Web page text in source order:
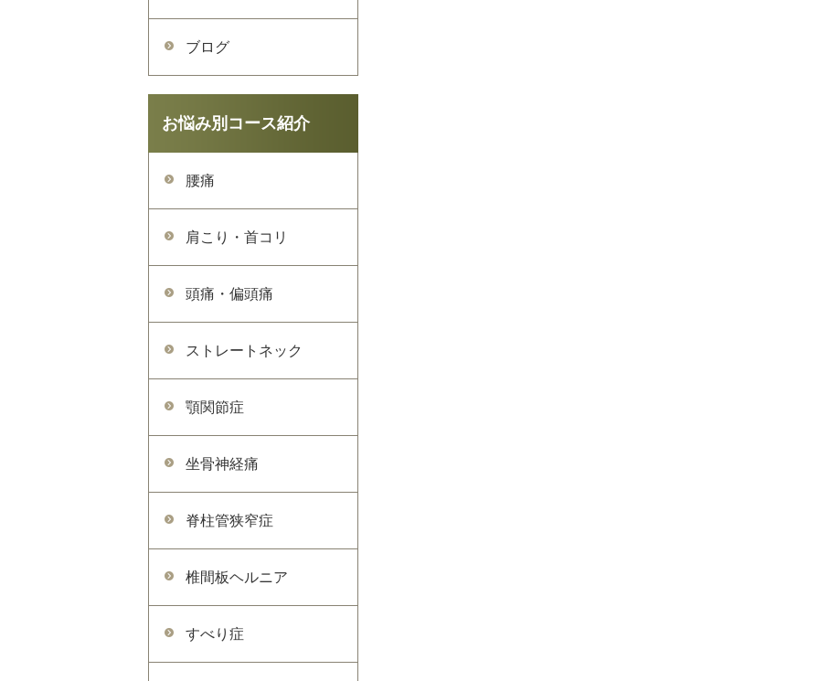
ブログ
お悩み別コース紹介
腰痛
肩こり・首コリ
頭痛・偏頭痛
ストレートネック
顎関節症
坐骨神経痛
脊柱管狭窄症
椎間板ヘルニア
すべり症